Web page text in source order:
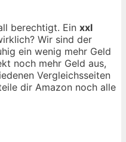
berechtigt. Ein xxl
Wir sind der
ein wenig mehr Geld
noch mehr Geld aus,
Vergleichsseiten
dir Amazon noch alle